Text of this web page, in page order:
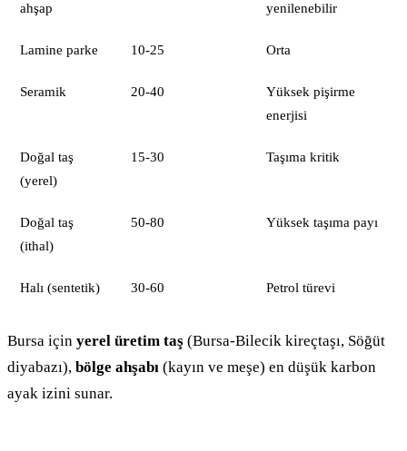
ahşap
yenilenebilir
Lamine parke 10-25 Orta
Seramik 20-40
Yüksek pişirme
enerjisi
Doğal taş
(yerel)
15-30 Taşıma kritik
Doğal taş
(ithal)
50-80 Yüksek taşıma payı
Halı (sentetik) 30-60 Petrol türevi
Bursa için yerel üretim taş (Bursa-Bilecik kireçtaşı, Söğüt
diyabazı), bölge ahşabı (kayın ve meşe) en düşük karbon
ayak izini sunar.